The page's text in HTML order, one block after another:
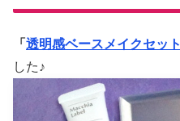
「 透明感ベースメイクセット
した♪